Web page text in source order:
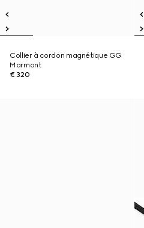
Collier à cordon magnétique GG
Marmont
€ 320